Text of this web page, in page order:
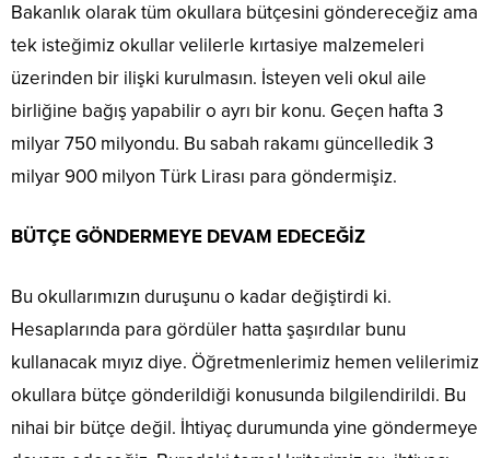
Bakanlık olarak tüm okullara bütçesini göndereceğiz ama
tek isteğimiz okullar velilerle kırtasiye malzemeleri
üzerinden bir ilişki kurulmasın. İsteyen veli okul aile
birliğine bağış yapabilir o ayrı bir konu. Geçen hafta 3
milyar 750 milyondu. Bu sabah rakamı güncelledik 3
milyar 900 milyon Türk Lirası para göndermişiz.
BÜTÇE GÖNDERMEYE DEVAM EDECEĞİZ
Bu okullarımızın duruşunu o kadar değiştirdi ki.
Hesaplarında para gördüler hatta şaşırdılar bunu
kullanacak mıyız diye. Öğretmenlerimiz hemen velilerimiz
okullara bütçe gönderildiği konusunda bilgilendirildi. Bu
nihai bir bütçe değil. İhtiyaç durumunda yine göndermeye